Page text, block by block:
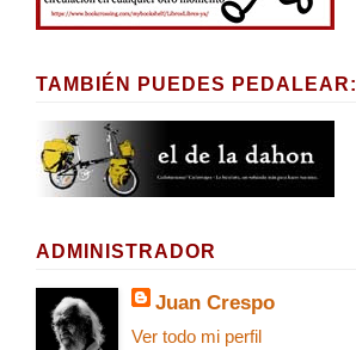
TAMBIÉN PUEDES PEDALEAR:
ADMINISTRADOR
Juan Crespo
Ver todo mi perfil